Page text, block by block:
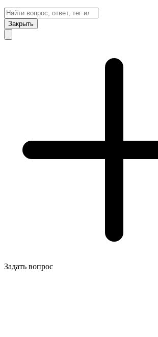
Закрыть
Задать вопрос